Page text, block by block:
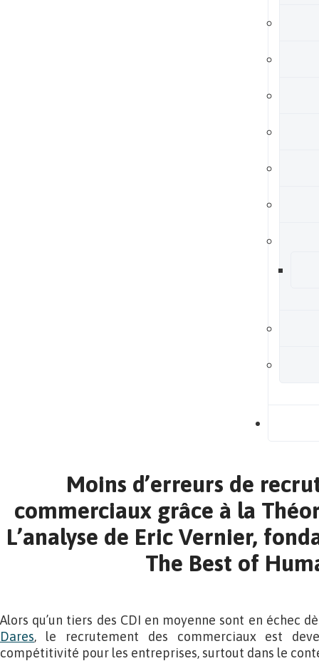
Moins d’erreurs de
commerciaux grâce à la
L’analyse de Eric Vernier,
The Best of
Alors qu’un tiers des CDI en moyenne sont en échec
Dares, le recrutement des commerciaux est
compétitivité pour les entreprises, surtout dans le